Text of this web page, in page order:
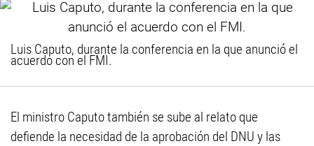
Luis Caputo, durante la conferencia en la que anunció el
acuerdo con el FMI.
El ministro Caputo también se sube al relato que
defiende la necesidad de la aprobación del DNU y las